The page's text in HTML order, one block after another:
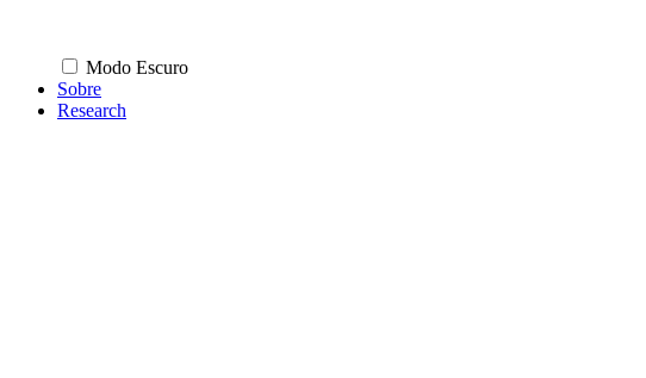
Modo Escuro
Sobre
Research